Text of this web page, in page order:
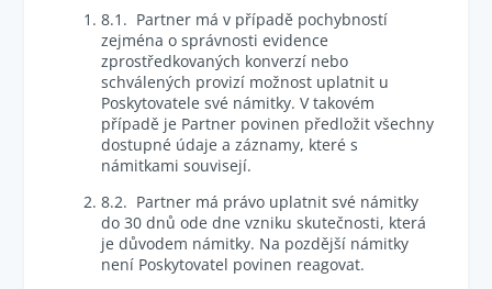
8.1. Partner má v případě pochybností
zejména o správnosti evidence
zprostředkovaných konverzí nebo
schválených provizí možnost uplatnit u
Poskytovatele své námitky. V takovém
případě je Partner povinen předložit všechny
dostupné údaje a záznamy, které s
námitkami souvisejí.
8.2. Partner má právo uplatnit své námitky
do 30 dnů ode dne vzniku skutečnosti, která
je důvodem námitky. Na pozdější námitky
není Poskytovatel povinen reagovat.